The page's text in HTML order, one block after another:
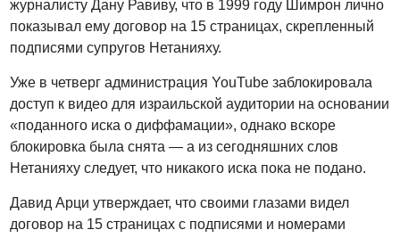
журналисту Дану Равиву, что в 1999 году Шимрон лично
показывал ему договор на 15 страницах, скрепленный
подписями супругов Нетанияху.
Уже в четверг администрация YouTube заблокировала
доступ к видео для израильской аудитории на основании
«поданного иска о диффамации», однако вскоре
блокировка была снята — а из сегодняшних слов
Нетанияху следует, что никакого иска пока не подано.
Давид Арци утверждает, что своими глазами видел
договор на 15 страницах с подписями и номерами